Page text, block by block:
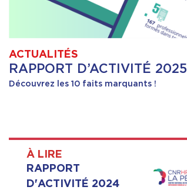
ACTUALITÉS
RAPPORT D’ACTIVITÉ 2025
Découvrez les 10 faits marquants !
À LIRE
RAPPORT
D'ACTIVITÉ 2024